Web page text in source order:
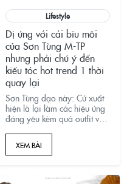
Lifestyle
Dị ứng với cái bĩu môi
của Sơn Tùng M-TP
nhưng phải chú ý đến
kiểu tóc hot trend 1 thời
quay lại
Sơn Tùng dạo này: Cứ xuất
hiện là lại làm các hiệu ứng
đáng yêu kèm quả outfit và
comeback, qua bao năm
không đổi vẫn thích thú với
kiểu tóc này.
XEM BÀI